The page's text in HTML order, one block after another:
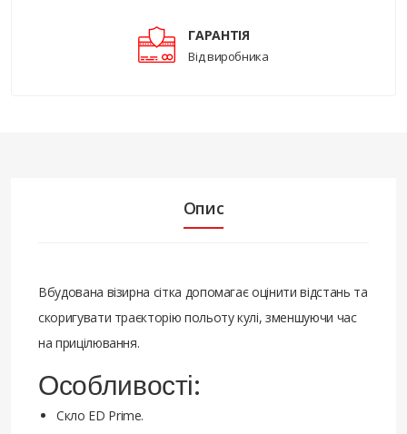
ГАРАНТІЯ
Від виробника
Опис
Вбудована візирна сітка допомагає оцінити відстань та
скоригувати траєкторію польоту кулі, зменшуючи час
на прицілювання.
Особливості:
Скло ED Prime.